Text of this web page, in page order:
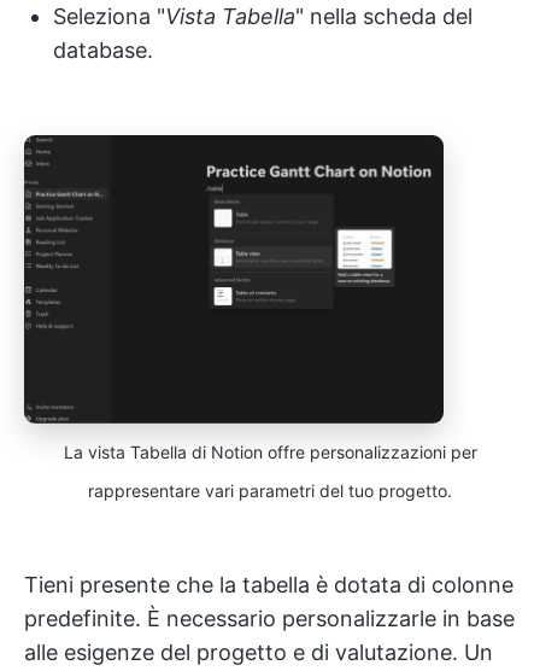
Seleziona "Vista Tabella" nella scheda del
database.
La vista Tabella di Notion offre personalizzazioni per
rappresentare vari parametri del tuo progetto.
Tieni presente che la tabella è dotata di colonne
predefinite. È necessario personalizzarle in base
alle esigenze del progetto e di valutazione. Un